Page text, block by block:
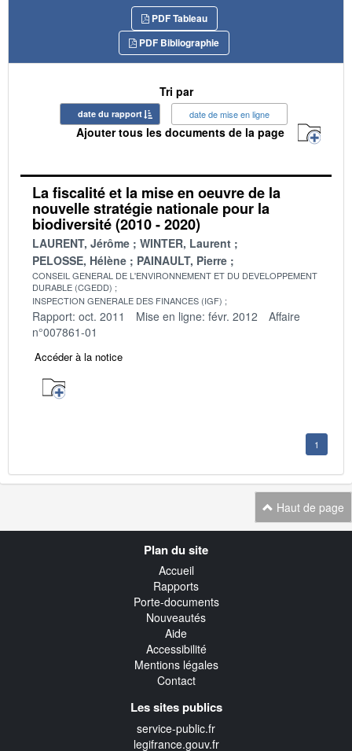
PDF Tableau
PDF Bibliographie
Tri par
date du rapport date de mise en ligne
Ajouter tous les documents de la page
La fiscalité et la mise en oeuvre de la
nouvelle stratégie nationale pour la
biodiversité (2010 - 2020)
LAURENT, Jérôme
WINTER, Laurent
PELOSSE, Hélène
PAINAULT, Pierre
CONSEIL GENERAL DE L'ENVIRONNEMENT ET DU DEVELOPPEMENT
DURABLE (CGEDD)
INSPECTION GENERALE DES FINANCES (IGF)
Rapport: oct. 2011 Mise en ligne: févr. 2012
Affaire
n°007861-01
Accéder à la notice
1
Haut de page
Plan du site
Accueil
Rapports
Porte-documents
Nouveautés
Aide
Accessibilité
Mentions légales
Contact
Les sites publics
service-public.fr
legifrance.gouv.fr